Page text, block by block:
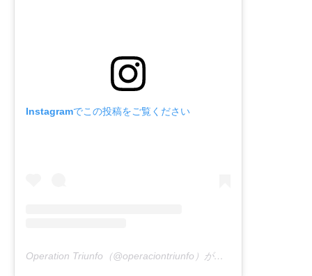
Instagramでこの投稿をご覧ください
Operation Triunfo（@operaciontriunfo）が共有する出版物